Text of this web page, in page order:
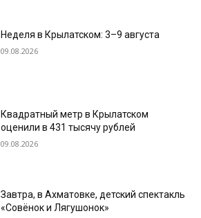
Неделя в Крылатском: 3–9 августа
09.08.2026
Квадратный метр в Крылатском
оценили в 431 тысячу рублей
09.08.2026
Завтра, в Ахматовке, детский спектакль
«Совёнок и Лягушонок»